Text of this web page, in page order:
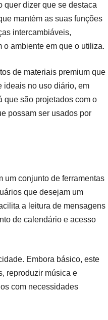
quer dizer que se destaca
mantém as suas funções
intercambiáveis,
o ambiente em que o utiliza.
de materiais premium que
ideais no uso diário, em
que são projetados com o
possam ser usados ​​por
um conjunto de ferramentas
que desejam um
a leitura de mensagens
de calendário e acesso
Embora básico, este
reproduzir música e
com necessidades